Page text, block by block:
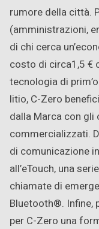
rumore della città.
(amministrazioni,
di chi cerca
costo di circa1,5 €
tecnologia di
litio, C-Zero
dalla Marca con
commercializzati.
di comunicazione
all’eTouch, una
chiamate di
Bluetooth®. Infine,
per C-Zero una